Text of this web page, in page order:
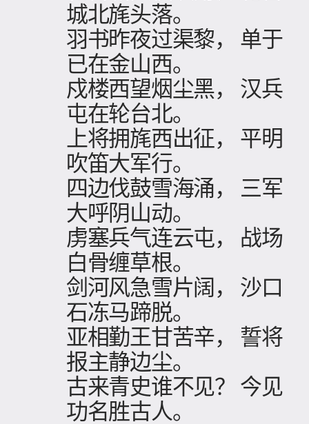
城北旄头落。
羽书昨夜过渠黎， 单于
已在金山西。
戍楼西望烟尘黑， 汉兵
屯在轮台北。
上将拥旄西出征， 平明
吹笛大军行。
四边伐鼓雪海涌， 三军
大呼阴山动。
虏塞兵气连云屯， 战场
白骨缠草根。
剑河风急雪片阔， 沙口
石冻马蹄脱。
亚相勤王甘苦辛， 誓将
报主静边尘。
古来青史谁不见？ 今见
功名胜古人。